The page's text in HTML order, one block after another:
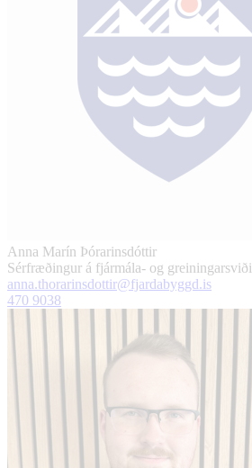
Anna Marín Þórarinsdóttir
Sérfræðingur á fjármála- og greiningarsviði
anna.thorarinsdottir@fjardabyggd.is
470 9038